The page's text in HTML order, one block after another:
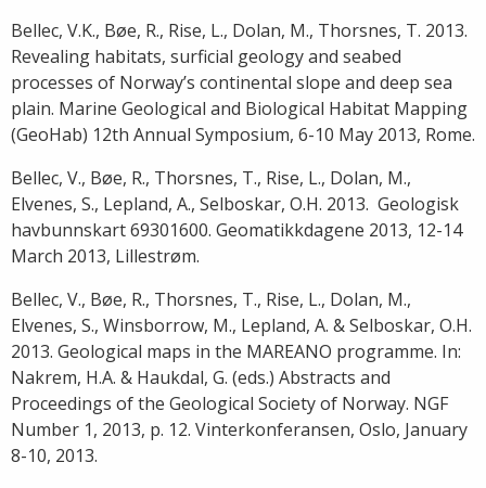
Bellec, V.K., Bøe, R., Rise, L., Dolan, M., Thorsnes, T. 2013.
Revealing habitats, surficial geology and seabed
processes of Norway’s continental slope and deep sea
plain. Marine Geological and Biological Habitat Mapping
(GeoHab) 12th Annual Symposium, 6-10 May 2013, Rome.
Bellec, V., Bøe, R., Thorsnes, T., Rise, L., Dolan, M.,
Elvenes, S., Lepland, A., Selboskar, O.H. 2013. Geologisk
havbunnskart 69301600. Geomatikkdagene 2013, 12-14
March 2013, Lillestrøm.
Bellec, V., Bøe, R., Thorsnes, T., Rise, L., Dolan, M.,
Elvenes, S., Winsborrow, M., Lepland, A. & Selboskar, O.H.
2013. Geological maps in the MAREANO programme. In:
Nakrem, H.A. & Haukdal, G. (eds.) Abstracts and
Proceedings of the Geological Society of Norway. NGF
Number 1, 2013, p. 12. Vinterkonferansen, Oslo, January
8-10, 2013.